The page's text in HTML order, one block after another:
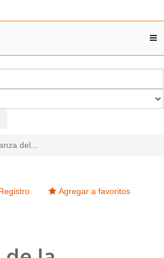
del...
Agregar a favoritos